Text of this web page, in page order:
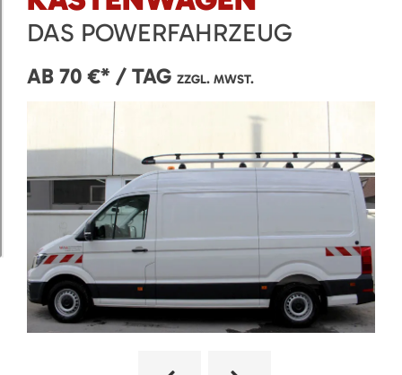
DAS POWERFAHRZEUG
AB 70 €* / TAG ZZGL. MWST.